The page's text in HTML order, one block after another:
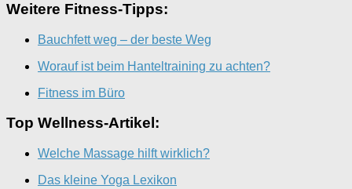
Weitere Fitness-Tipps:
Bauchfett weg – der beste Weg
Worauf ist beim Hanteltraining zu achten?
Fitness im Büro
Top Wellness-Artikel:
Welche Massage hilft wirklich?
Das kleine Yoga Lexikon